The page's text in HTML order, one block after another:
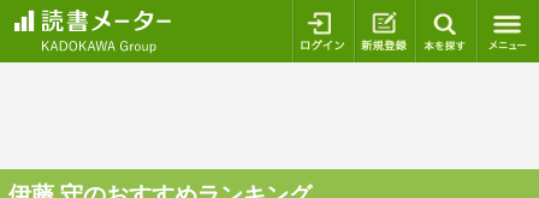
ログイン 新規登録